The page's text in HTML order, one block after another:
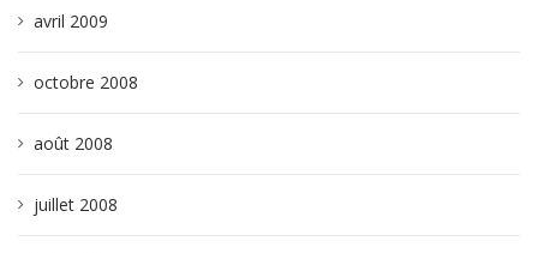
avril 2009
octobre 2008
août 2008
juillet 2008